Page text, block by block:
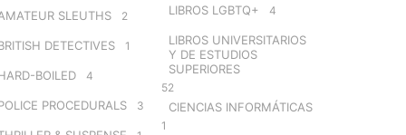
SLEUTHS 2
DETECTIVES 1
BOILED 4
PROCEDURALS 3
LIBROS LGBTQ+ 4
LIBROS UNIVERSITARIOS
Y DE ESTUDIOS
SUPERIORES
52
CIENCIAS INFORMÁTICAS
1